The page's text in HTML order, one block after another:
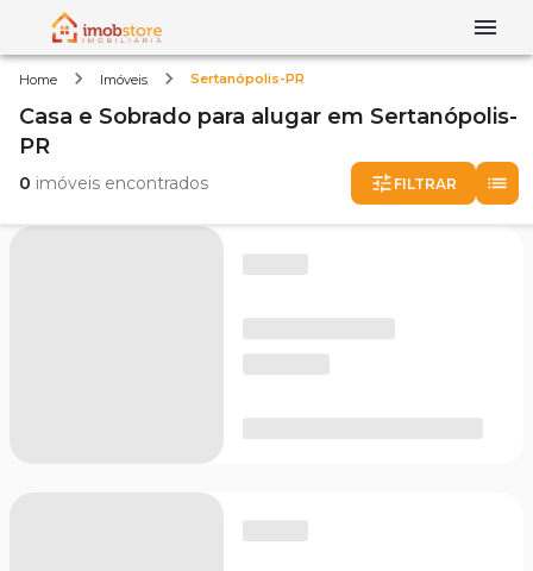
Home Imóveis Sertanópolis-PR
Casa e Sobrado para alugar em Sertanópolis-
PR
0 imóveis encontrados FILTRAR